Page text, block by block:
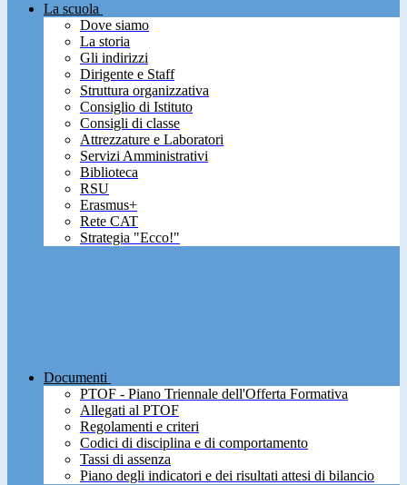
La scuola
Dove siamo
La storia
Gli indirizzi
Dirigente e Staff
Struttura organizzativa
Consiglio di Istituto
Consigli di classe
Attrezzature e Laboratori
Servizi Amministrativi
Biblioteca
RSU
Erasmus+
Rete CAT
Strategia "Ecco!"
Documenti
PTOF - Piano Triennale dell'Offerta Formativa
Allegati al PTOF
Regolamenti e criteri
Codici di disciplina e di comportamento
Tassi di assenza
Piano degli indicatori e dei risultati attesi di bilancio